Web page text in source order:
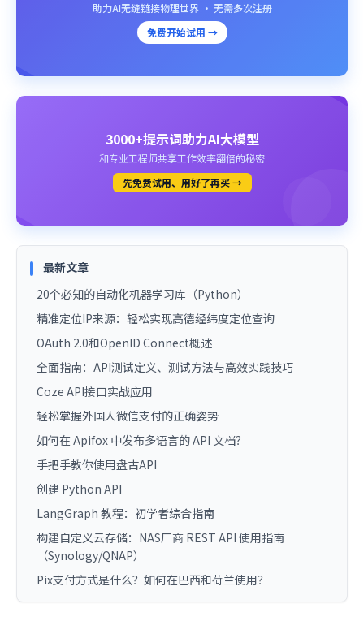
助力AI无缝链接物理世界 · 无需多次注册
免费开始试用 →
3000+提示词助力AI大模型
和专业工程师共享工作效率翻倍的秘密
先免费试用、用好了再买 →
最新文章
20个必知的自动化机器学习库（Python）
精准定位IP来源：轻松实现高德经纬度定位查询
OAuth 2.0和OpenID Connect概述
全面指南：API测试定义、测试方法与高效实践技巧
Coze API接口实战应用
轻松掌握外国人微信支付的正确姿势
如何在 Apifox 中发布多语言的 API 文档？
手把手教你使用盘古API
创建 Python API
LangGraph 教程：初学者综合指南
构建自定义云存储：NAS厂商 REST API 使用指南
（Synology/QNAP）
Pix支付方式是什么？如何在巴西和荷兰使用？